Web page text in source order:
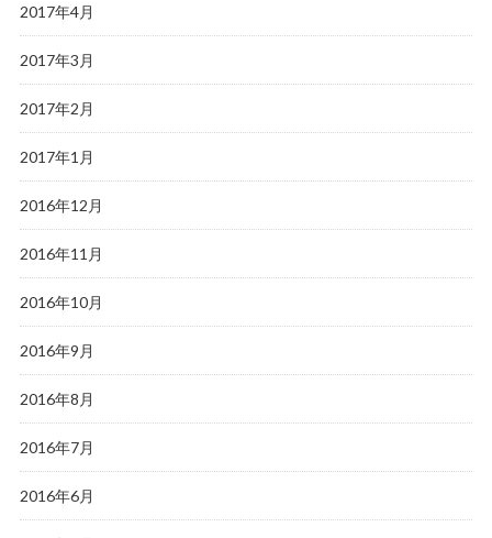
2017年4月
2017年3月
2017年2月
2017年1月
2016年12月
2016年11月
2016年10月
2016年9月
2016年8月
2016年7月
2016年6月